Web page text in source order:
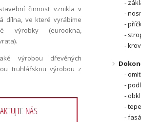
činnost vznikla v
dílna, ve které vyrábíme
výrobky (eurookna,
výrobou dřevěných
truhlářskou výrobou z
NÁS